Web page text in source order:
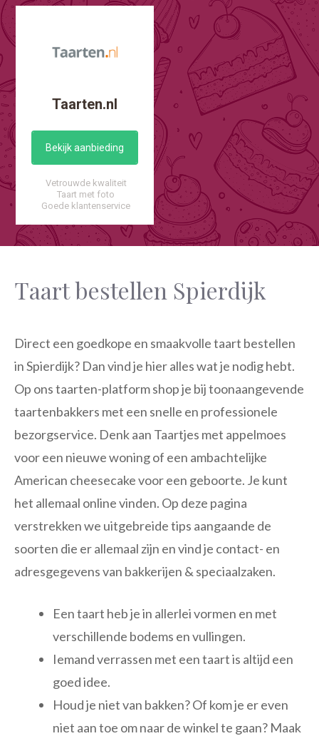
Taarten.nl
Bekijk aanbieding
Vetrouwde kwaliteit
Taart met foto
Goede klantenservice
Taart bestellen Spierdijk
Direct een goedkope en smaakvolle taart bestellen
in Spierdijk? Dan vind je hier alles wat je nodig hebt.
Op ons taarten-platform shop je bij toonaangevende
taartenbakkers met een snelle en professionele
bezorgservice. Denk aan Taartjes met appelmoes
voor een nieuwe woning of een ambachtelijke
American cheesecake voor een geboorte. Je kunt
het allemaal online vinden. Op deze pagina
verstrekken we uitgebreide tips aangaande de
soorten die er allemaal zijn en vind je contact- en
adresgegevens van bakkerijen & speciaalzaken.
Een taart heb je in allerlei vormen en met
verschillende bodems en vullingen.
Iemand verrassen met een taart is altijd een
goed idee.
Houd je niet van bakken? Of kom je er even
niet aan toe om naar de winkel te gaan? Maak